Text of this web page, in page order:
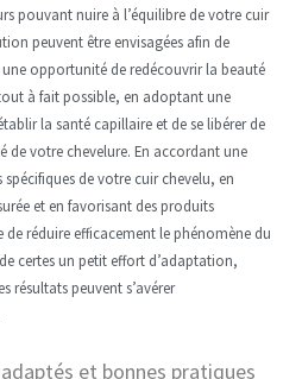
pouvant nuire à l’équilibre de votre cuir
peuvent être envisagées afin de
opportunité de redécouvrir la beauté
à fait possible, en adoptant une
la santé capillaire et de se libérer de
de votre chevelure. En accordant une
de votre cuir chevelu, en
et en favorisant des produits
réduire efficacement le phénomène du
certes un petit effort d’adaptation,
résultats peuvent s’avérer
et bonnes pratiques